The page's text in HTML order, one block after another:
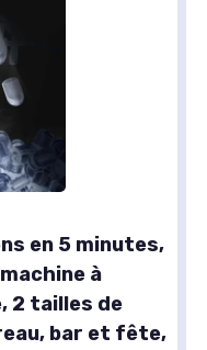
en 5 minutes,
à
2 tailles de
bar et fête,